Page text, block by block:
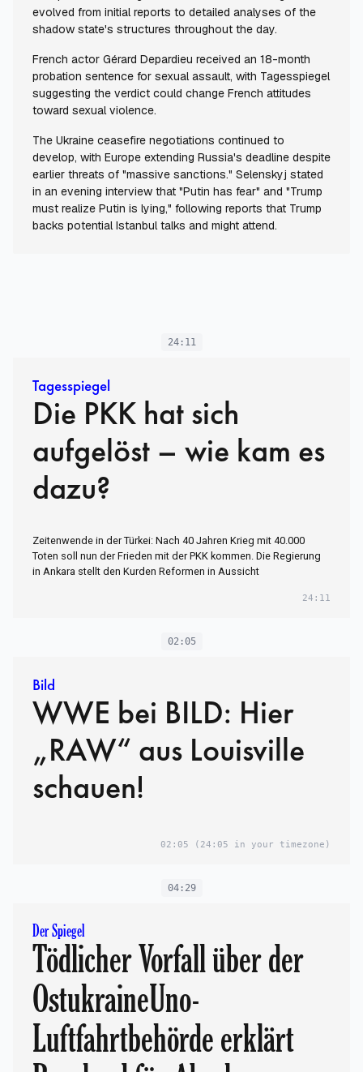
evolved from initial reports to detailed analyses of the
shadow state's structures throughout the day.
French actor Gérard Depardieu received an 18-month
probation sentence for sexual assault, with Tagesspiegel
suggesting the verdict could change French attitudes
toward sexual violence.
The Ukraine ceasefire negotiations continued to
develop, with Europe extending Russia's deadline despite
earlier threats of "massive sanctions." Selenskyj stated
in an evening interview that "Putin has fear" and "Trump
must realize Putin is lying," following reports that Trump
backs potential Istanbul talks and might attend.
24:11
Tagesspiegel
Die PKK hat sich
aufgelöst – wie kam es
dazu?
Zeitenwende in der Türkei: Nach 40 Jahren Krieg mit 40.000
Toten soll nun der Frieden mit der PKK kommen. Die Regierung
in Ankara stellt den Kurden Reformen in Aussicht
24:11
02:05
Bild
WWE bei BILD: Hier
„RAW“ aus Louisville
schauen!
02:05 (24:05 in your timezone)
04:29
Der Spiegel
Tödlicher Vorfall über der
OstukraineUno-
Luftfahrtbehörde erklärt